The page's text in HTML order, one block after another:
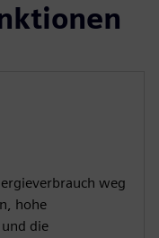
weg
hohe
die